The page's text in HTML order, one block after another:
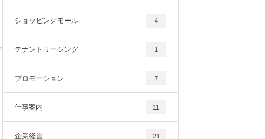
ショッピングモール 4
テナントリーシング 1
プロモーション 7
仕事案内 11
企業経営 21